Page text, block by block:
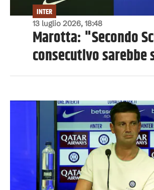
13 luglio 2026, 18:48
INTER
Marotta: "Secondo
consecutivo